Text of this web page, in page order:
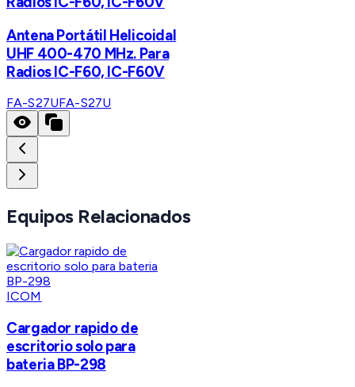
Antena Portátil Helicoidal
UHF 400-470 MHz. Para
Radios IC-F60, IC-F60V
FA-S27UFA-S27U
Equipos Relacionados
ICOM
Cargador rapido de
escritorio solo para
bateria BP-298